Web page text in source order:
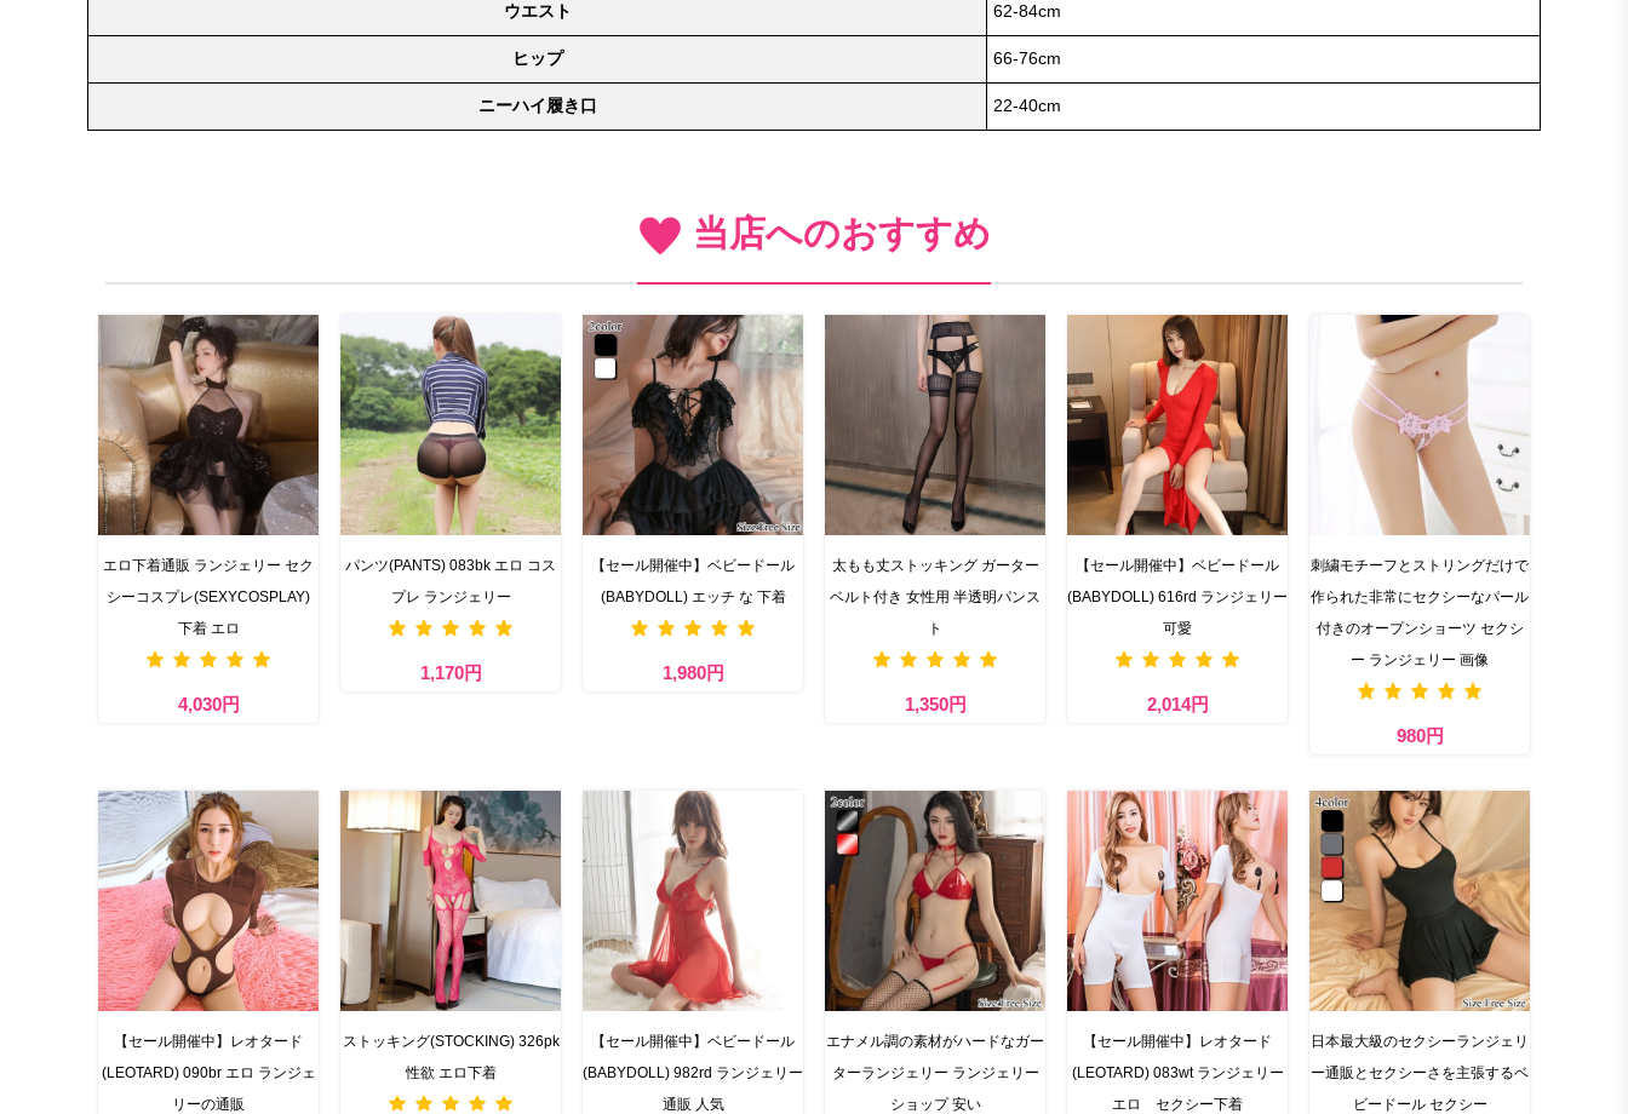
ウエスト 62-84cm
ヒップ 66-76cm
ニーハイ履き口 22-40cm
当店へのおすすめ
エロ下着通販 ランジェリー セク
シーコスプレ(SEXYCOSPLAY)
下着 エロ
4,030円
パンツ(PANTS) 083bk エロ コス
プレ ランジェリー
1,170円
【セール開催中】ベビードール
(BABYDOLL) エッチ な 下着
1,980円
太もも丈ストッキング ガーター
ベルト付き 女性用 半透明パンス
ト
1,350円
【セール開催中】ベビードール
(BABYDOLL) 616rd ランジェリー
可愛
2,014円
刺繍モチーフとストリングだけで
作られた非常にセクシーなパール
付きのオープンショーツ セクシ
ー ランジェリー 画像
980円
【セール開催中】レオタード
(LEOTARD) 090br エロ ランジェ
リーの通販
ストッキング(STOCKING) 326pk
性欲 エロ下着
【セール開催中】ベビードール
(BABYDOLL) 982rd ランジェリー
通販 人気
エナメル調の素材がハードなガー
ターランジェリー ランジェリー
ショップ 安い
【セール開催中】レオタード
(LEOTARD) 083wt ランジェリー
エロ セクシー下着
日本最大級のセクシーランジェリ
ー通販とセクシーさを主張するベ
ビードール セクシー